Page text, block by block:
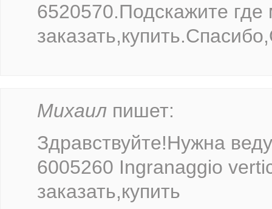
6520570.Подскажите
Михаил пишет:
Здравствуйте!Нужна
6005260 Ingranaggio
заказать,купить